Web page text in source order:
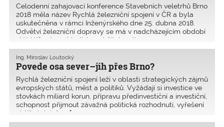
Celodenní zahajovací konference Stavebních veletrhů Brno
2018 měla název Rychlá železniční spojení v ČR a byla
uskutečněna v rámci Inženýrského dne 25. dubna 2018.
Odvětví železniční dopravy se má v nadcházejícím období
stát klíčovým z hlediska udržitelnosti ro
Povede osa sever–jih přes Brno?
Ing. Miroslav Loutocký
Rychlá železniční spojení leží v oblasti strategických zájmů
evropských států, měst a politiků. Vyžádají si investice ve
stovkách miliard korun, přípravu předinvestiční a investiční,
schopnost přijmout závažná politická rozhodnutí, vyřešení
obtížných inžen�